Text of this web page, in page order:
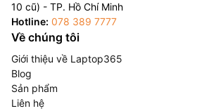
10 cũ) - TP. Hồ Chí Minh
Hotline: 078 389 7777
Về chúng tôi
Giới thiệu về Laptop365
Blog
Sản phẩm
Liên hệ